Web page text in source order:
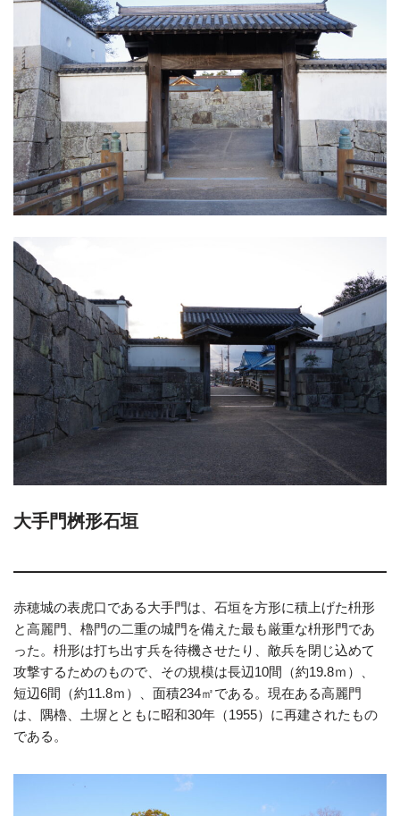
大手門桝形石垣
赤穂城の表虎口である大手門は、石垣を方形に積上げた枡形
と高麗門、櫓門の二重の城門を備えた最も厳重な枡形門であ
った。枡形は打ち出す兵を待機させたり、敵兵を閉じ込めて
攻撃するためのもので、その規模は長辺10間（約19.8ｍ）、
短辺6間（約11.8ｍ）、面積234㎡である。現在ある高麗門
は、隅櫓、土塀とともに昭和30年（1955）に再建されたもの
である。